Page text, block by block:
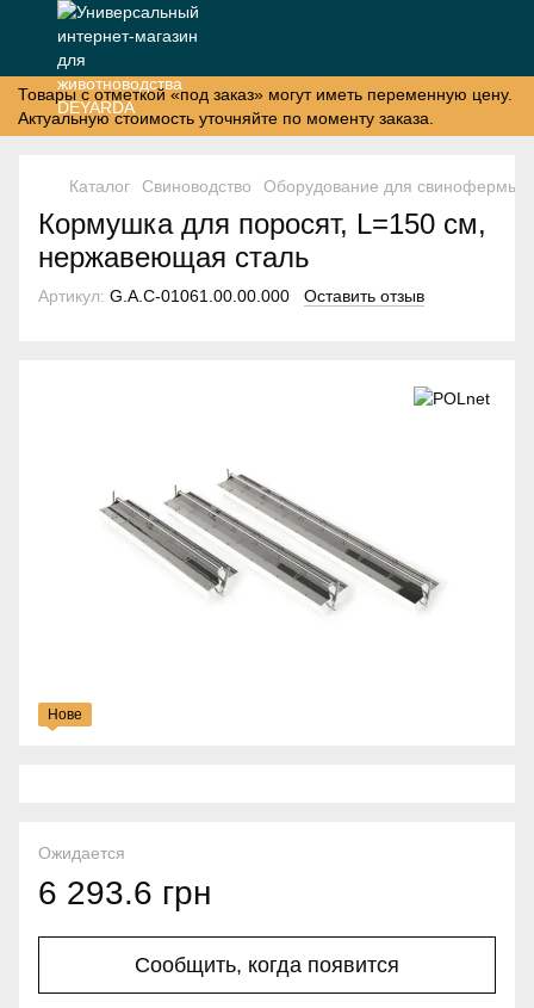
Товары с отметкой «под заказ» могут иметь переменную цену.
Актуальную стоимость уточняйте по моменту заказа.
Каталог Свиноводство Оборудование для свинофермы
Кормушка для поросят, L=150 см,
нержавеющая сталь
Артикул: G.A.C-01061.00.00.000 Оставить отзыв
Нове
Ожидается
6 293.6 грн
Сообщить, когда появится